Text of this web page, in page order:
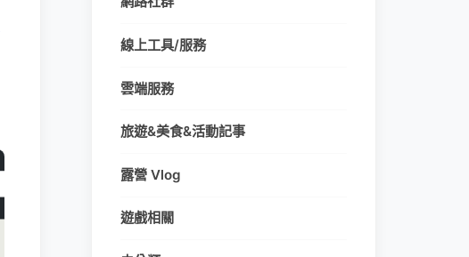
線上工具/服務
雲端服務
旅遊&美食&活動記事
露營 Vlog
遊戲相關